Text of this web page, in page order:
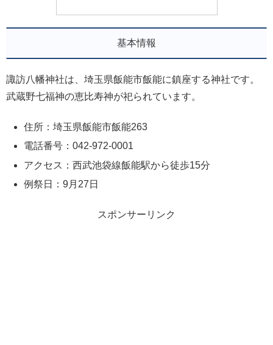
基本情報
諏訪八幡神社は、埼玉県飯能市飯能に鎮座する神社です。
武蔵野七福神の恵比寿神が祀られています。
住所：埼玉県飯能市飯能263
電話番号：042-972-0001
アクセス：西武池袋線飯能駅から徒歩15分
例祭日：9月27日
スポンサーリンク